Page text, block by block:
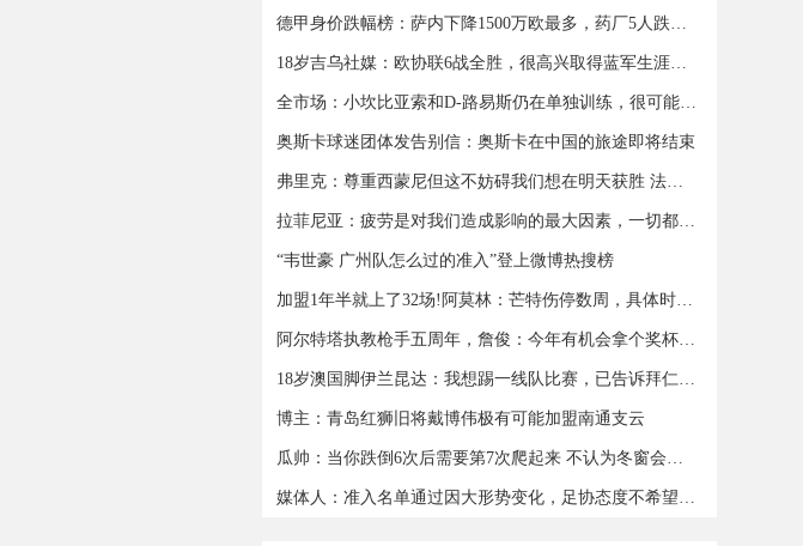
德甲身价跌幅榜：萨内下降1500万欧最多，药厂5人跌幅超500万欧
18岁吉乌社媒：欧协联6战全胜，很高兴取得蓝军生涯首个帽子戏法
全市场：小坎比亚索和D-路易斯仍在单独训练，很可能缺战蒙扎
奥斯卡球迷团体发告别信：奥斯卡在中国的旅途即将结束
弗里克：尊重西蒙尼但这不妨碍我们想在明天获胜 法蒂可以出战
拉菲尼亚：疲劳是对我们造成影响的最大因素，一切都会过去
“韦世豪 广州队怎么过的准入”登上微博热搜榜
加盟1年半就上了32场!阿莫林：芒特伤停数周，具体时间我也不知道
阿尔特塔执教枪手五周年，詹俊：今年有机会拿个奖杯么 ​​​
18岁澳国脚伊兰昆达：我想踢一线队比赛，已告诉拜仁希望被外租
博主：青岛红狮旧将戴博伟极有可能加盟南通支云
瓜帅：当你跌倒6次后需要第7次爬起来 不认为冬窗会有人离队
媒体人：准入名单通过因大形势变化，足协态度不希望球队解散